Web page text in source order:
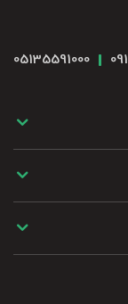
05135591000